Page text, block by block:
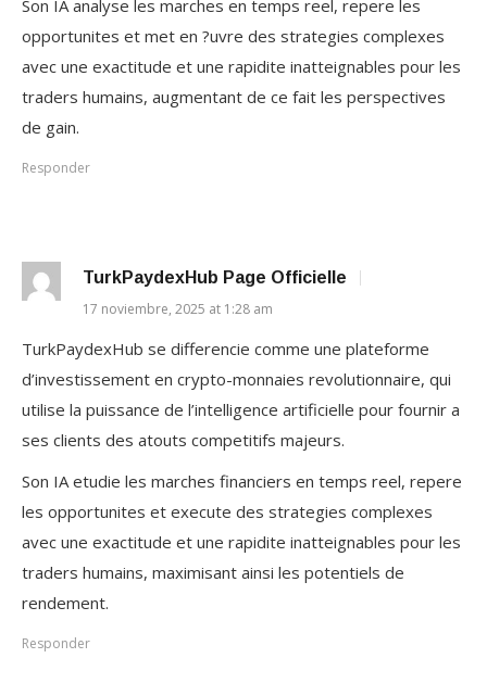
Son IA analyse les marches en temps reel, repere les
opportunites et met en ?uvre des strategies complexes
avec une exactitude et une rapidite inatteignables pour les
traders humains, augmentant de ce fait les perspectives
de gain.
Responder
TurkPaydexHub Page Officielle
17 noviembre, 2025 at 1:28 am
TurkPaydexHub se differencie comme une plateforme
d’investissement en crypto-monnaies revolutionnaire, qui
utilise la puissance de l’intelligence artificielle pour fournir a
ses clients des atouts competitifs majeurs.
Son IA etudie les marches financiers en temps reel, repere
les opportunites et execute des strategies complexes
avec une exactitude et une rapidite inatteignables pour les
traders humains, maximisant ainsi les potentiels de
rendement.
Responder